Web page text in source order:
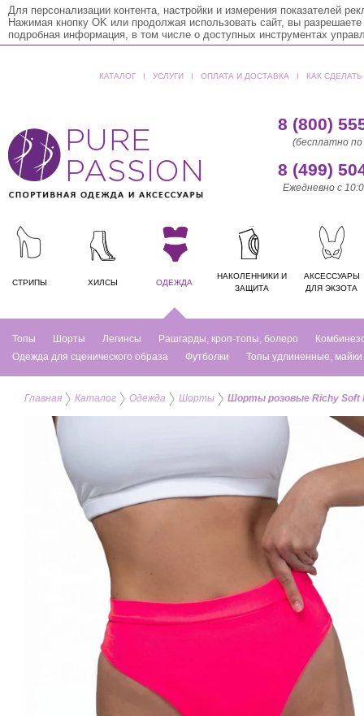
Для персонализации контента, настройки и измерения показателей
Нажимая кнопку OK или продолжая использовать сайт, вы
подробная информация, в том числе о доступных инструментах
КАТАЛОГ ǀ УСЛУГИ ǀ ОПЛАТА И ДОСТАВКА ǀ КАК СДЕЛАТЬ
8 (800)
(бесплатно по
8 (499)
Ежедневно с
СТРИПЫ ХИЛСЫ ОДЕЖДА
НАКОЛЕННИКИ И
ЗАЩИТА
АКСЕССУАРЫ
ДЛЯ ЭКЗОТА
Топы Шорты Легинсы Рашгарды, кроп-топы, болеро
Одежда для сценического образа
Футболки Топы удлиненные, майки
Главная Каталог Одежда Шорты Шорты розовые Richy Soft